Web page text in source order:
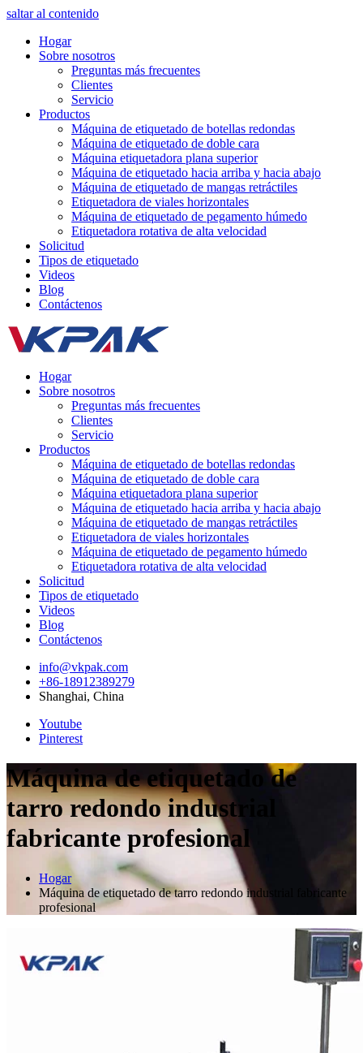
saltar al contenido
Hogar
Sobre nosotros
Preguntas más frecuentes
Clientes
Servicio
Productos
Máquina de etiquetado de botellas redondas
Máquina de etiquetado de doble cara
Máquina etiquetadora plana superior
Máquina de etiquetado hacia arriba y hacia abajo
Máquina de etiquetado de mangas retráctiles
Etiquetadora de viales horizontales
Máquina de etiquetado de pegamento húmedo
Etiquetadora rotativa de alta velocidad
Solicitud
Tipos de etiquetado
Videos
Blog
Contáctenos
Hogar
Sobre nosotros
Preguntas más frecuentes
Clientes
Servicio
Productos
Máquina de etiquetado de botellas redondas
Máquina de etiquetado de doble cara
Máquina etiquetadora plana superior
Máquina de etiquetado hacia arriba y hacia abajo
Máquina de etiquetado de mangas retráctiles
Etiquetadora de viales horizontales
Máquina de etiquetado de pegamento húmedo
Etiquetadora rotativa de alta velocidad
Solicitud
Tipos de etiquetado
Videos
Blog
Contáctenos
info@vkpak.com
+86-18912389279
Shanghai, China
Youtube
Pinterest
Máquina de etiquetado de
tarro redondo industrial
fabricante profesional
Hogar
Máquina de etiquetado de tarro redondo industrial fabricante
profesional